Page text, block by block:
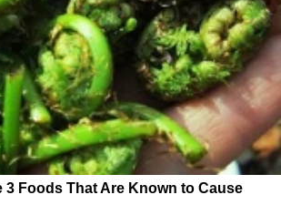
3 Foods That Are Known to Cause